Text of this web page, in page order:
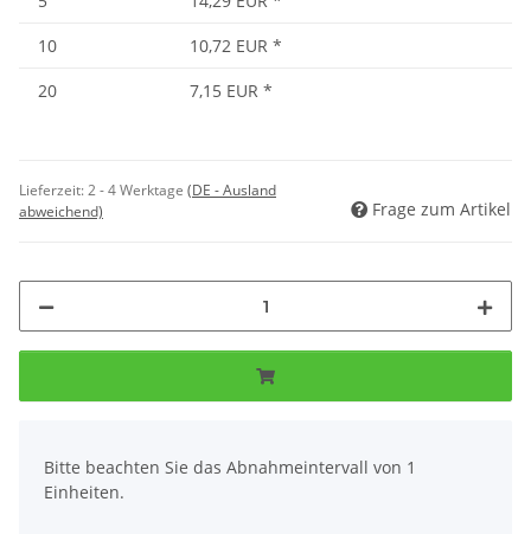
10
10,72 EUR *
20
7,15 EUR *
Lieferzeit:2 - 4 Werktage (DE - Ausland
abweichend)
Frage zum Artikel
Bitte beachten Sie das Abnahmeintervall von 1
Einheiten.